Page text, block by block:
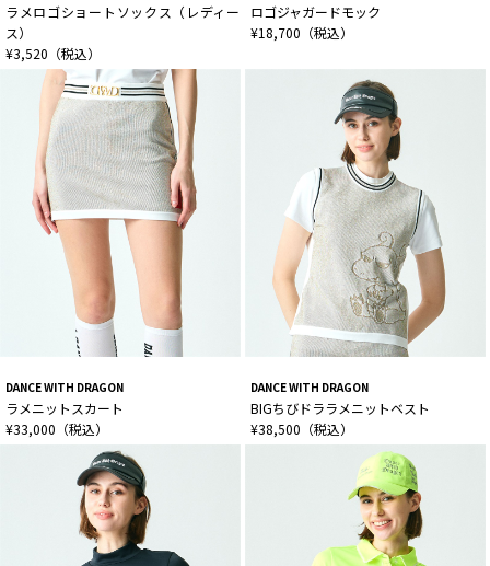
ラメロゴショートソックス（レディー
ス）
¥3,520（税込）
ロゴジャガードモック
¥18,700（税込）
DANCE WITH DRAGON
ラメニットスカート
¥33,000（税込）
DANCE WITH DRAGON
BIGちびドララメニットベスト
¥38,500（税込）